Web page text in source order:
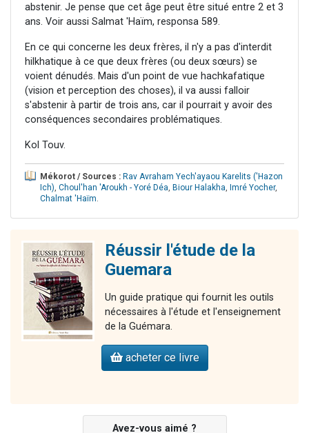
abstenir. Je pense que cet âge peut être situé entre 2 et 3
ans. Voir aussi Salmat 'Haïm, responsa 589.
En ce qui concerne les deux frères, il n'y a pas d'interdit
hilkhatique à ce que deux frères (ou deux sœurs) se
voient dénudés. Mais d'un point de vue hachkafatique
(vision et perception des choses), il va aussi falloir
s'abstenir à partir de trois ans, car il pourrait y avoir des
conséquences secondaires problématiques.
Kol Touv.
Mékorot / Sources : Rav Avraham Yech'ayaou Karelits ('Hazon
Ich), Choul'han 'Aroukh - Yoré Déa, Biour Halakha, Imré Yocher,
Chalmat 'Haïm.
Réussir l'étude de la
Guemara
Un guide pratique qui fournit les outils
nécessaires à l'étude et l'enseignement
de la Guémara.
acheter ce livre
Avez-vous aimé ?